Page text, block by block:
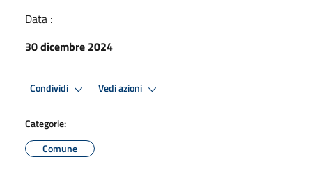
Data :
30 dicembre 2024
Condividi Vedi azioni
Categorie:
Comune